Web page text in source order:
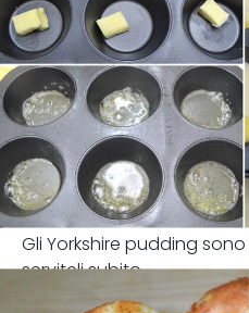
Gli Yorkshire pudding
serviteli subito.